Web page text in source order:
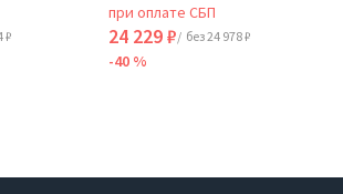
₽
при оплате СБП
24 229 ₽/ без 24 978 ₽
-40 %